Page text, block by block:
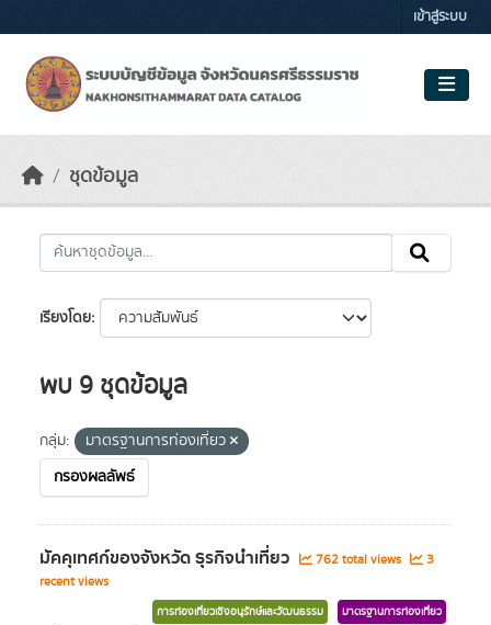
เข้าสู่ระบบ
ชุดข้อมูล
เรียงโดย
พบ 9 ชุดข้อมูล
กลุ่ม:
มาตรฐานการท่องเที่ยว
กรองผลลัพธ์
มัคคุเทศก์ของจังหวัด ธุรกิจนำเที่ยว 762 total views
3
recent views
การท่องเที่ยวเชิงอนุรักษ์และวัฒนธรรม มาตรฐานการท่องเที่ยว